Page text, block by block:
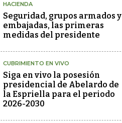
HACIENDA
Seguridad, grupos armados y
embajadas, las primeras
medidas del presidente
CUBRIMIENTO EN VIVO
Siga en vivo la posesión
presidencial de Abelardo de
la Espriella para el periodo
2026-2030